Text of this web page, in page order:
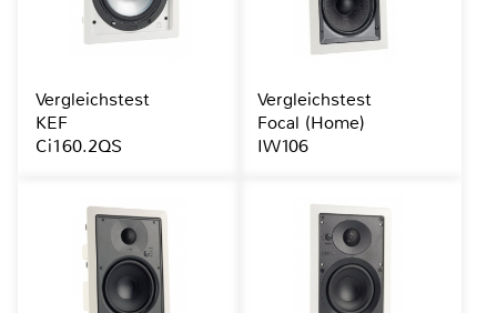
Vergleichstest
KEF
Ci160.2QS
Vergleichstest
Focal (Home)
IW106